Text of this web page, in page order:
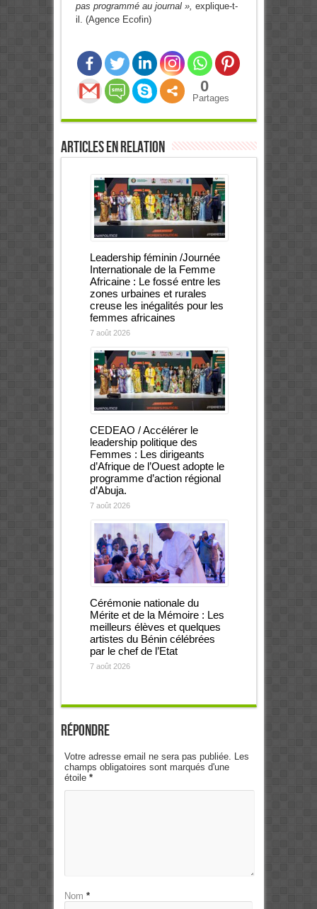
pas programmé au journal », explique-t-
il. (Agence Ecofin)
0
Partages
Articles en relation
Leadership féminin /Journée
Internationale de la Femme
Africaine : Le fossé entre les
zones urbaines et rurales
creuse les inégalités pour les
femmes africaines
7 août 2026
CEDEAO / Accélérer le
leadership politique des
Femmes : Les dirigeants
d’Afrique de l’Ouest adopte le
programme d’action régional
d’Abuja.
7 août 2026
Cérémonie nationale du
Mérite et de la Mémoire : Les
meilleurs élèves et quelques
artistes du Bénin célébrées
par le chef de l’Etat
7 août 2026
Répondre
Votre adresse email ne sera pas publiée. Les
champs obligatoires sont marqués d'une
étoile *
Nom *